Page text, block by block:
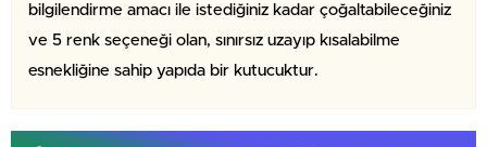
bilgilendirme amacı ile istediğiniz kadar çoğaltabileceğiniz
ve 5 renk seçeneği olan, sınırsız uzayıp kısalabilme
esnekliğine sahip yapıda bir kutucuktur.